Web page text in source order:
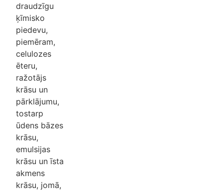
draudzīgu
ķīmisko
piedevu,
piemēram,
celulozes
ēteru,
ražotājs
krāsu un
pārklājumu,
tostarp
ūdens bāzes
krāsu,
emulsijas
krāsu un īsta
akmens
krāsu, jomā,